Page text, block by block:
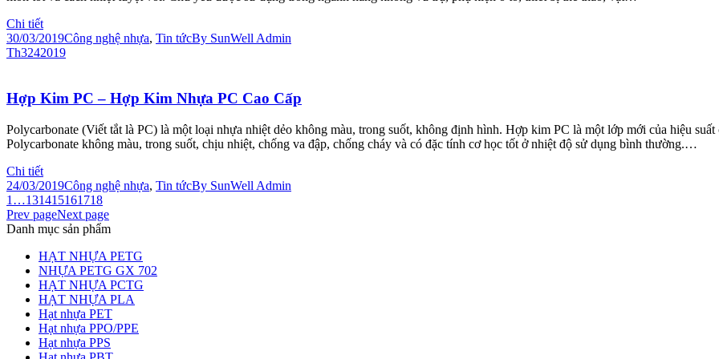
Chi tiết
30/03/2019Công nghệ nhựa, Tin tứcBy SunWell Admin
Th3242019
Hợp Kim PC – Hợp Kim Nhựa PC Cao Cấp
Polycarbonate (Viết tắt là PC) là một loại nhựa nhiệt dẻo không màu, trong suốt, không định hình. Hợp kim PC là một lớp mới của hiệu suất
Polycarbonate không màu, trong suốt, chịu nhiệt, chống va đập, chống cháy và có đặc tính cơ học tốt ở nhiệt độ sử dụng bình thường.…
Chi tiết
24/03/2019Công nghệ nhựa, Tin tứcBy SunWell Admin
1 …131415161718
Prev pageNext page
Danh mục sản phẩm
HẠT NHỰA PETG
NHỰA PETG GX 702
HẠT NHỰA PCTG
HẠT NHỰA PLA
Hạt nhựa PET
Hạt nhựa PPO/PPE
Hạt nhựa PPS